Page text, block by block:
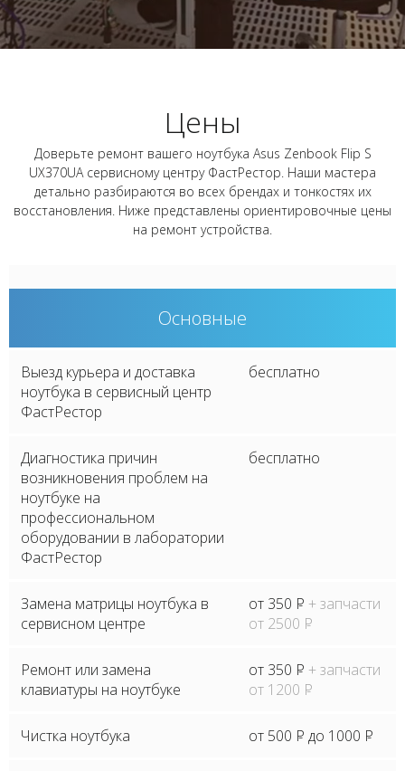
Цены
Доверьте ремонт вашего ноутбука Asus Zenbook Flip S
UX370UA сервисному центру ФастРестор. Наши мастера
детально разбираются во всех брендах и тонкостях их
восстановления. Ниже представлены ориентировочные цены
на ремонт устройства.
Основные
Выезд курьера и доставка
ноутбука в сервисный центр
ФастРестор
бесплатно
Диагностика причин
возникновения проблем на
ноутбуке на
профессиональном
оборудовании в лаборатории
ФастРестор
бесплатно
Замена матрицы ноутбука в
сервисном центре
от 350 P + запчасти
от 2500 P
Ремонт или замена
клавиатуры на ноутбуке
от 350 P + запчасти
от 1200 P
Чистка ноутбука от 500 P до 1000 P